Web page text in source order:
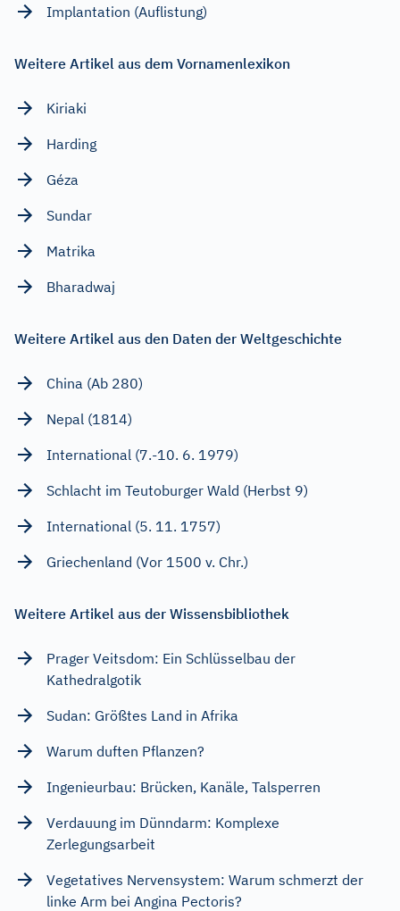
Implantation (Auflistung)
Weitere Artikel aus dem Vornamenlexikon
Kiriaki
Harding
Géza
Sundar
Matrika
Bharadwaj
Weitere Artikel aus den Daten der Weltgeschichte
China (Ab 280)
Nepal (1814)
International (7.-10. 6. 1979)
Schlacht im Teutoburger Wald (Herbst 9)
International (5. 11. 1757)
Griechenland (Vor 1500 v. Chr.)
Weitere Artikel aus der Wissensbibliothek
Prager Veitsdom: Ein Schlüsselbau der
Kathedralgotik
Sudan: Größtes Land in Afrika
Warum duften Pflanzen?
Ingenieurbau: Brücken, Kanäle, Talsperren
Verdauung im Dünndarm: Komplexe
Zerlegungsarbeit
Vegetatives Nervensystem: Warum schmerzt der
linke Arm bei Angina Pectoris?